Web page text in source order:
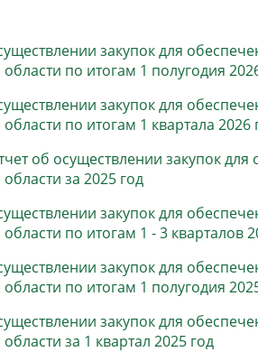
Инициативные проекты
Муниципальные закупки
Противодействие
закупок для
по итогам 1 полугодия
закупок для
по итогам 1 квартала 2026
об осуществлении закупок
за 2025 год
закупок для
по итогам 1 - 3 кварталов
закупок для
по итогам 1 полугодия
закупок для
за 1 квартал 2025 год